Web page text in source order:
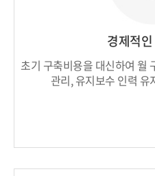
경제적
초기 구축비용을 대신하여 월
관리, 유지보수 인력